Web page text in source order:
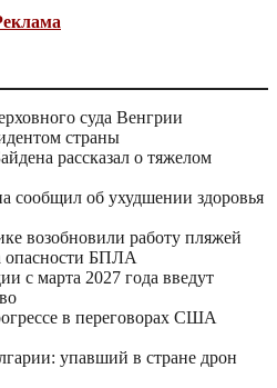
суда Венгрии
страны
рассказал о тяжелом
сообщил об ухудшении здоровья
возобновили работу пляжей
опасности БПЛА
с марта 2027 года введут
в переговорах США
упавший в стране дрон